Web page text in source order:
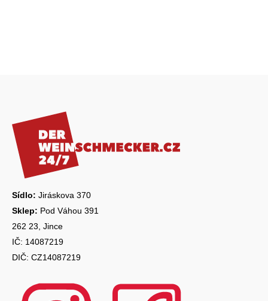
Sídlo: Jiráskova 370
Sklep: Pod Váhou 391
262 23, Jince
IČ: 14087219
DIČ: CZ14087219